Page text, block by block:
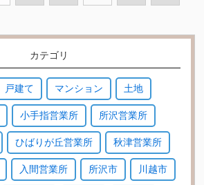
カテゴリ
戸建て マンション 土地
小手指営業所 所沢営業所
ひばりが丘営業所 秋津営業所
入間営業所 所沢市 川越市